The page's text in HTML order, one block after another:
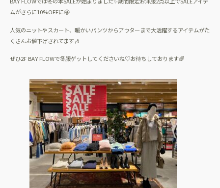
ムがさらに10%OFFに🤩
人気のニットやスカート、暖かいパンツからアウターまで大活躍するアイテムがた
くさんお値下げされてます🎶
ぜひ2F BAY FLOWで冬服ゲットしてくださいね♡お待ちしております🌈